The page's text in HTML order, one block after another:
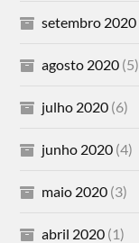
setembro 2020
agosto 2020 (5)
julho 2020 (6)
junho 2020 (4)
maio 2020 (3)
abril 2020 (1)